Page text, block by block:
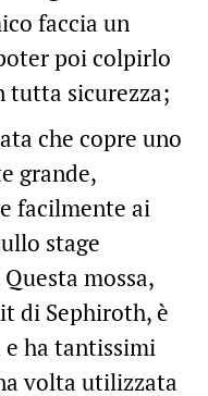
faccia un
poi colpirlo
tutta sicurezza;
che copre uno
grande,
facilmente ai
stage
mossa,
di Sephiroth, è
ha tantissimi
volta utilizzata